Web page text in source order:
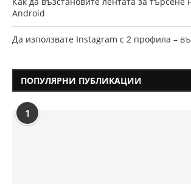
Android
Да използвате Instagram с 2 профила –
ПОПУЛЯРНИ ПУБЛИКАЦИИ
1